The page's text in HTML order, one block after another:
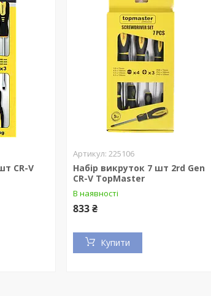
CR-V
225106
Набір викруток 7 шт 2rd Gen
CR-V TopMaster
В наявності
833 ₴
Купити